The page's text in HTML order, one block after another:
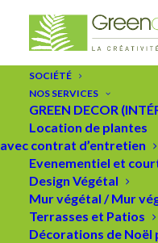
SOCIÉTÉ
NOS SERVICES
GREEN DECOR
Location de plantes
avec contrat d’entretien
Evenementiel et
Design Végétal
Mur végétal / Mur
Terrasses et Patios
Décorations de Noël